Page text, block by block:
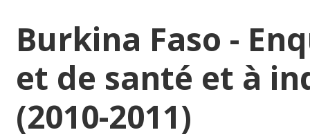
Burkina Faso -
et de santé et à
(2010-2011)